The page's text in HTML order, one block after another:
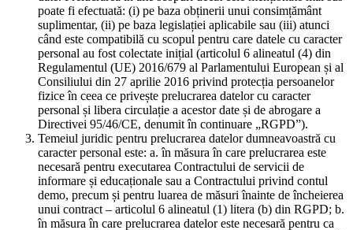
poate fi efectuată: (i) pe baza obținerii unui consimțământ
suplimentar, (ii) pe baza legislației aplicabile sau (iii) atunci
când este compatibilă cu scopul pentru care datele cu caracter
personal au fost colectate inițial (articolul 6 alineatul (4) din
Regulamentul (UE) 2016/679 al Parlamentului European și al
Consiliului din 27 aprilie 2016 privind protecția persoanelor
fizice în ceea ce privește prelucrarea datelor cu caracter
personal și libera circulație a acestor date și de abrogare a
Directivei 95/46/CE, denumit în continuare „RGPD”).
Temeiul juridic pentru prelucrarea datelor dumneavoastră cu
caracter personal este: a. în măsura în care prelucrarea este
necesară pentru executarea Contractului de servicii de
informare și educaționale sau a Contractului privind contul
demo, precum și pentru luarea de măsuri înainte de încheierea
unui contract – articolul 6 alineatul (1) litera (b) din RGPD; b.
în măsura în care prelucrarea datelor este necesară pentru ca